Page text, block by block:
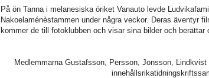
På ön Tanna i melanesiska öriket Vanauto levde
Nakoelaménèstammen under några veckor. Deras äventyr
kommer de till fotoklubben och visar sina bilder och berättar
Medlemmarna Gustafsson, Persson, Jonsson,